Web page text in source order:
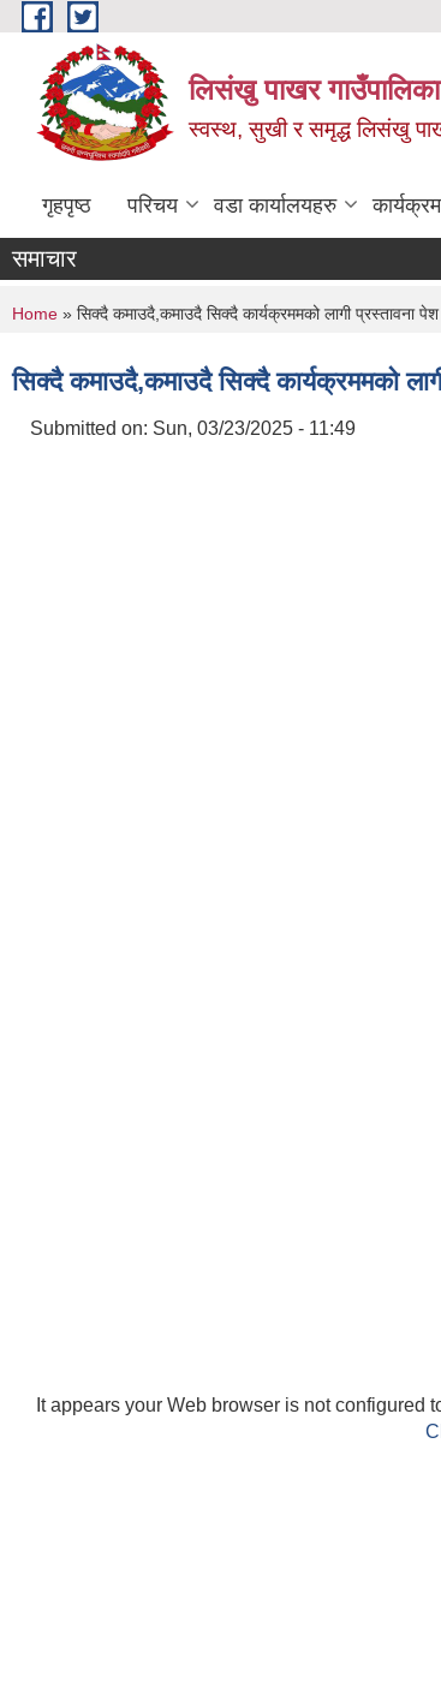
Skip to main content
लिसंखु पाखर
स्वस्थ, सुखी र समृद्ध लिसंखु
गृहपृष्ठ परिचय वडा कार्यालयहरु
समाचार
You are here
Home » सिक्दै कमाउदै,कमाउदै सिक्दै कार्यक्रममको लागी प्रस्तावना पेश
सिक्दै कमाउदै,कमाउदै सिक्दै कार्यक्रममको
Submitted on: Sun, 03/23/2025 - 11:49
It appears your Web browser is not configured